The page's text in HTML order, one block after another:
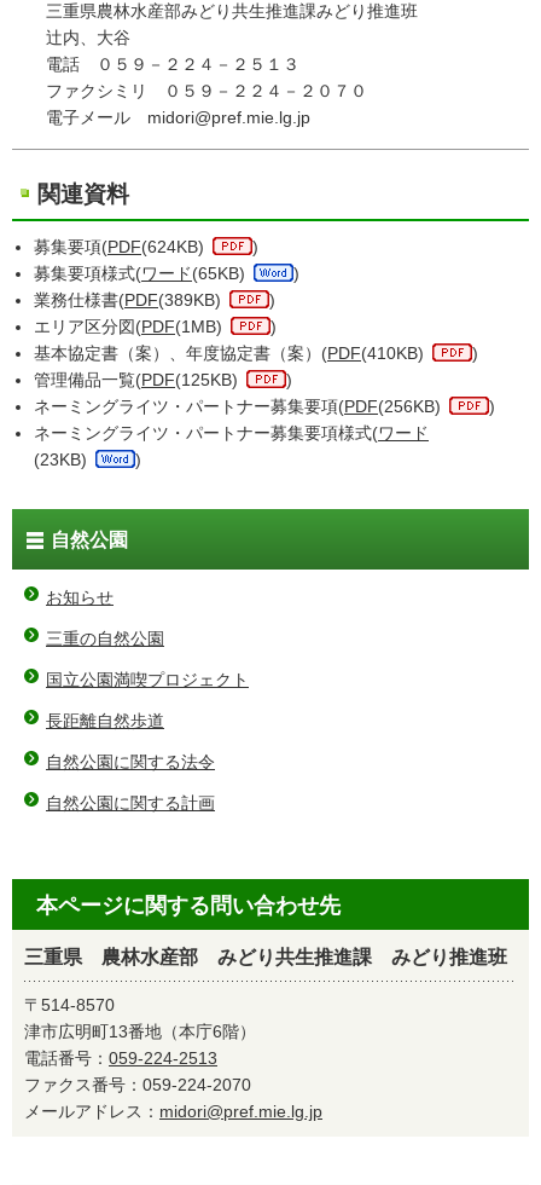
三重県農林水産部みどり共生推進課みどり推進班
辻内、大谷
電話 ０５９－２２４－２５１３
ファクシミリ ０５９－２２４－２０７０
電子メール midori@pref.mie.lg.jp
関連資料
募集要項(PDF(624KB)
)
募集要項様式(ワード(65KB)
)
業務仕様書(PDF(389KB)
)
エリア区分図(PDF(1MB)
)
基本協定書（案）、年度協定書（案）(PDF(410KB)
)
管理備品一覧(PDF(125KB)
)
ネーミングライツ・パートナー募集要項(PDF(256KB)
)
ネーミングライツ・パートナー募集要項様式(ワード
(23KB)
)
自然公園
お知らせ
三重の自然公園
国立公園満喫プロジェクト
長距離自然歩道
自然公園に関する法令
自然公園に関する計画
本ページに関する問い合わせ先
三重県 農林水産部 みどり共生推進課 みどり推進班
〒514-8570
津市広明町13番地（本庁6階）
電話番号： 059-224-2513
ファクス番号：059-224-2070
メールアドレス： midori@pref.mie.lg.jp